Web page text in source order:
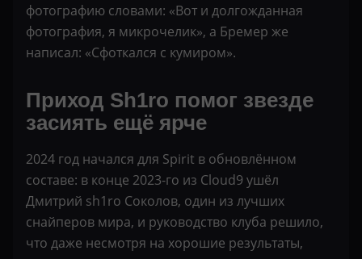
фотографию словами: «Вот и долгожданная
фотография, я микрочелик», а Бремер же
написал: «Сфоткался с кумиром».
Приход Sh1ro помог звезде
засиять ещё ярче
2024 год начался для Spirit в обновлённом
составе: в конце 2023-го из Cloud9 ушёл
Дмитрий sh1ro Соколов, один из лучших
снайперов мира, и руководство клуба решило,
что даже несмотря на хорошие результаты,